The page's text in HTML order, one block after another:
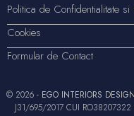
Politica de Confidentialitate si
Cookies
Formular de Contact
© 2026 - EGO INTERIORS
J31/695/2017 CUI RO38207322